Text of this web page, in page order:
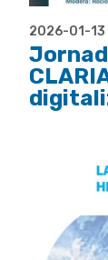
2026-01-13